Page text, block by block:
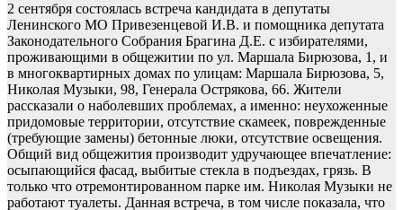
2 сентября состоялась встреча кандидата в депутаты
Ленинского МО Привезенцевой И.В. и помощника депутата
Законодательного Собрания Брагина Д.Е. с избирателями,
проживающими в общежитии по ул. Маршала Бирюзова, 1, и
в многоквартирных домах по улицам: Маршала Бирюзова, 5,
Николая Музыки, 98, Генерала Острякова, 66. Жители
рассказали о наболевших проблемах, а именно: неухоженные
придомовые территории, отсутствие скамеек, поврежденные
(требующие замены) бетонные люки, отсутствие освещения.
Общий вид общежития производит удручающее впечатление:
осыпающийся фасад, выбитые стекла в подъездах, грязь. В
только что отремонтированном парке им. Николая Музыки не
работают туалеты. Данная встреча, в том числе показала, что